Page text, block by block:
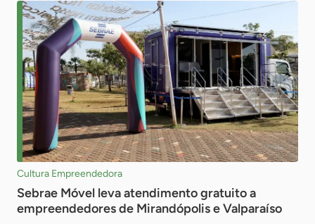
Cultura Empreendedora
Sebrae Móvel leva atendimento gratuito a
empreendedores de Mirandópolis e Valparaíso